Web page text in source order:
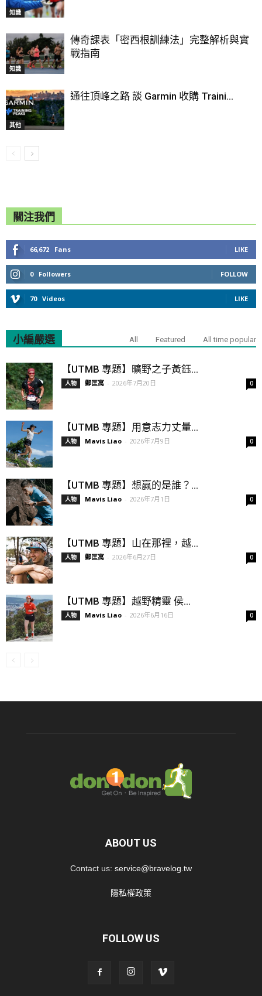
知識
知識
傳奇課表「密西根訓練法」完整解析與實
戰指南
其他
通往頂峰之路 談 Garmin 收購 Traini...
關注我們
66,672 Fans LIKE
0 Followers FOLLOW
70 Videos LIKE
小編嚴選 All Featured All time popular
【UTMB 專題】曠野之子黃鈺...
人物 鄭匡寓 - 2026年7月20日 0
【UTMB 專題】用意志力丈量...
人物 Mavis Liao - 2026年7月9日 0
【UTMB 專題】想贏的是誰？...
人物 Mavis Liao - 2026年7月1日 0
【UTMB 專題】山在那裡，越...
人物 鄭匡寓 - 2026年6月27日 0
【UTMB 專題】越野精靈 侯...
人物 Mavis Liao - 2026年6月16日 0
ABOUT US
Contact us: service@bravelog.tw
隱私權政策
FOLLOW US